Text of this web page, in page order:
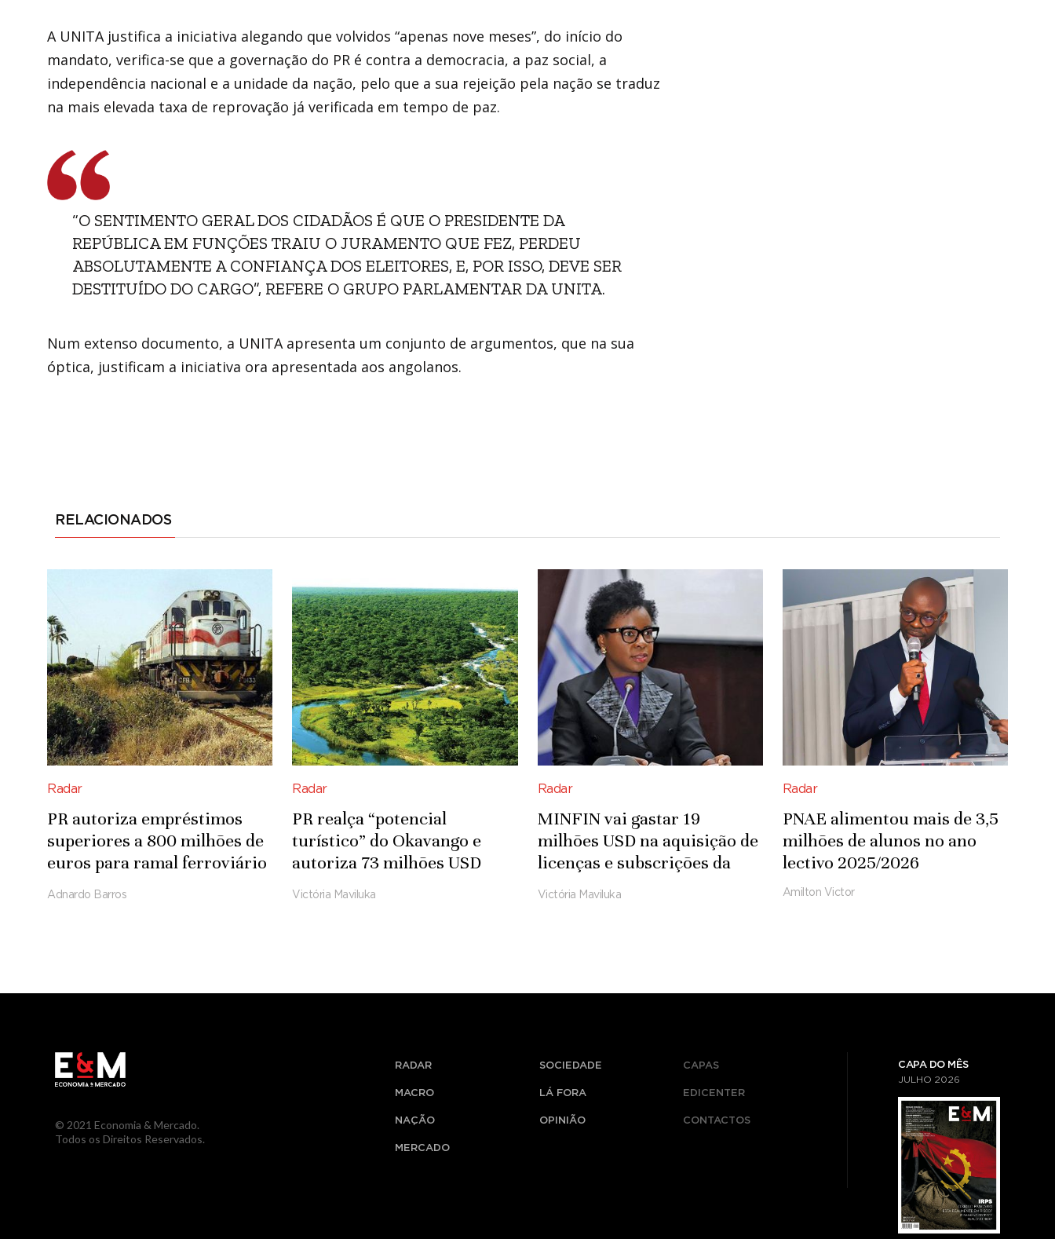
A UNITA justifica a iniciativa alegando que volvidos “apenas nove meses”, do início do
mandato, verifica-se que a governação do PR é contra a democracia, a paz social, a
independência nacional e a unidade da nação, pelo que a sua rejeição pela nação se traduz
na mais elevada taxa de reprovação já verificada em tempo de paz.
“O SENTIMENTO GERAL DOS CIDADÃOS É QUE O PRESIDENTE DA
REPÚBLICA EM FUNÇÕES TRAIU O JURAMENTO QUE FEZ, PERDEU
ABSOLUTAMENTE A CONFIANÇA DOS ELEITORES, E, POR ISSO, DEVE SER
DESTITUÍDO DO CARGO”, REFERE O GRUPO PARLAMENTAR DA UNITA.
Num extenso documento, a UNITA apresenta um conjunto de argumentos, que na sua
óptica, justificam a iniciativa ora apresentada aos angolanos.
RELACIONADOS
Radar
PR autoriza empréstimos
superiores a 800 milhões de
euros para ramal ferroviário
Luena-Saurimo
Adnardo Barros
Radar
PR realça “potencial
turístico” do Okavango e
autoriza 73 milhões USD
para infra-estruturas
Victória Maviluka
Radar
MINFIN vai gastar 19
milhões USD na aquisição de
licenças e subscrições da
Microsoft
Victória Maviluka
Radar
PNAE alimentou mais de 3,5
milhões de alunos no ano
lectivo 2025/2026
Amilton Victor
© 2021 Economia & Mercado.
Todos os Direitos Reservados.
RADAR
MACRO
NAÇÃO
MERCADO
SOCIEDADE
LÁ FORA
OPINIÃO
CAPAS
EDICENTER
CONTACTOS
CAPA DO MÊS
JULHO 2026